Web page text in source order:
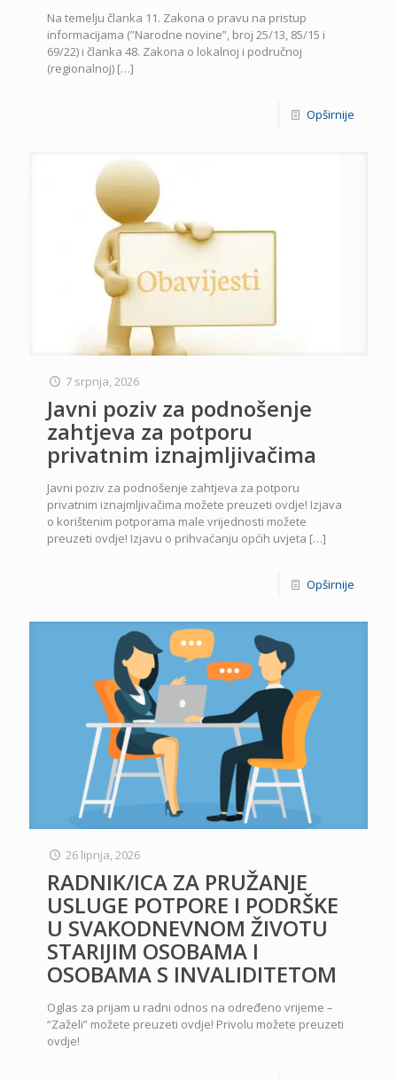
Na temelju članka 11. Zakona o pravu na pristup
informacijama (”Narodne novine”, broj 25/13, 85/15 i
69/22) i članka 48. Zakona o lokalnoj i područnoj
(regionalnoj) […]
Opširnije
7 srpnja, 2026
Javni poziv za podnošenje
zahtjeva za potporu
privatnim iznajmljivačima
Javni poziv za podnošenje zahtjeva za potporu
privatnim iznajmljivačima možete preuzeti ovdje! Izjava
o korištenim potporama male vrijednosti možete
preuzeti ovdje! Izjavu o prihvaćanju općih uvjeta […]
Opširnije
26 lipnja, 2026
RADNIK/ICA ZA PRUŽANJE
USLUGE POTPORE I PODRŠKE
U SVAKODNEVNOM ŽIVOTU
STARIJIM OSOBAMA I
OSOBAMA S INVALIDITETOM
Oglas za prijam u radni odnos na određeno vrijeme –
“Zaželi” možete preuzeti ovdje! Privolu možete preuzeti
ovdje!